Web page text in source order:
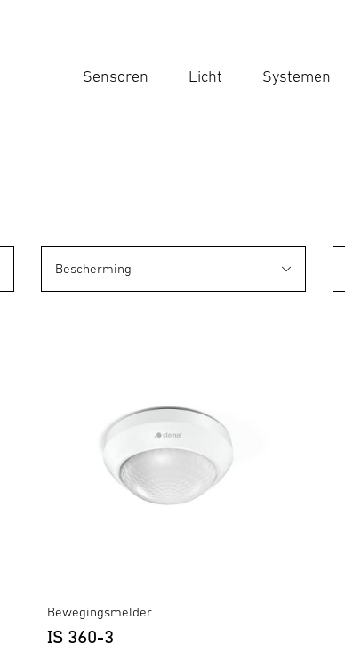
Sensoren Licht Systemen
Bescherming
Bewegingsmelder
IS 360-3